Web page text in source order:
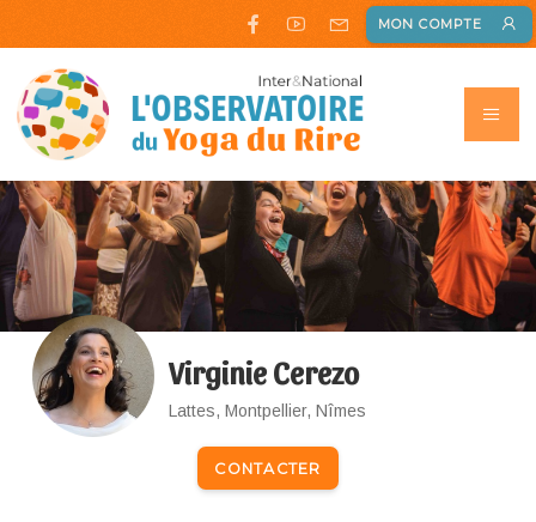
MON COMPTE
Virginie Cerezo
Lattes, Montpellier, Nîmes
CONTACTER